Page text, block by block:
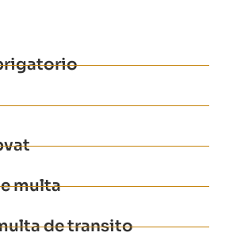
multa
de transito